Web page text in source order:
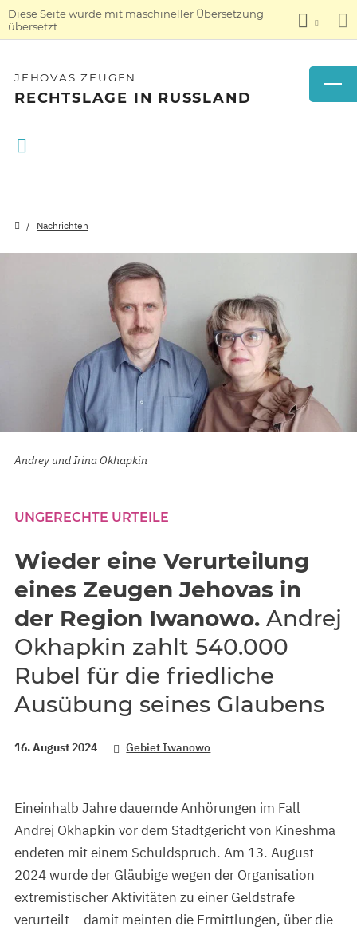
Diese Seite wurde mit maschineller Übersetzung
übersetzt.
JEHOVAS ZEUGEN
RECHTSLAGE IN RUSSLAND
Nachrichten
Andrey und Irina Okhapkin
UNGERECHTE URTEILE
Wieder eine Verurteilung
eines Zeugen Jehovas in
der Region Iwanowo. Andrej
Okhapkin zahlt 540.000
Rubel für die friedliche
Ausübung seines Glaubens
16. August 2024 Gebiet Iwanowo
Eineinhalb Jahre dauernde Anhörungen im Fall
Andrej Okhapkin vor dem Stadtgericht von Kineshma
endeten mit einem Schuldspruch. Am 13. August
2024 wurde der Gläubige wegen der Organisation
extremistischer Aktivitäten zu einer Geldstrafe
verurteilt – damit meinten die Ermittlungen, über die